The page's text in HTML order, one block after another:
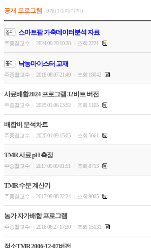
공개 프로그램 9개(1/1페이지)
스마트팜 가축데이터분석 자료
주종철교수 2024.09.29 10:28 조회 2221
낙농마이스터 교재
주종철교수 2018.08.07 21:49 조회 18042
사료배합2024 프로그램 32비트 버전
주종철교수 2025.01.06 13:52 조회 1105
배합비 분석차트
주종철교수 2020.01.09 15:05 조회 5661
TMR 사료 pH 측정
주종철교수 2017.09.09 01:11 조회 8713
TMR 수분 계산기
주종철교수 2017.09.08 22:24 조회 9005
농가 자가배합 프로그램
주종철교수 2016.06.27 17:30 조회 15131
젖소TMR 2006-12-07버전